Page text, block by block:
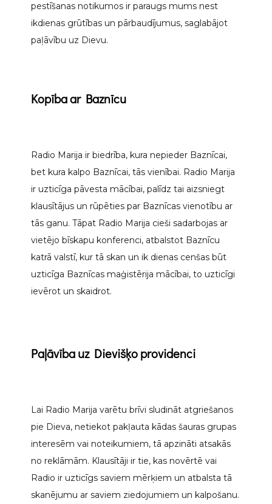
pestīšanas notikumos ir paraugs mums nest
ikdienas grūtības un pārbaudījumus, saglabājot
paļāvību uz Dievu.
Kopība ar Baznīcu
Radio Marija ir biedrība, kura nepieder Baznīcai,
bet kura kalpo Baznīcai, tās vienībai. Radio Marija
ir uzticīga pāvesta mācībai, palīdz tai aizsniegt
klausītājus un rūpēties par Baznīcas vienotību ar
tās ganu. Tāpat Radio Marija cieši sadarbojas ar
vietējo bīskapu konferenci, atbalstot Baznīcu
katrā valstī, kur tā skan un ik dienas cenšas būt
uzticīga Baznīcas maģistērija mācībai, to uzticīgi
ievērot un skaidrot.
Paļāvība uz Dievišķo providenci
Lai Radio Marija varētu brīvi sludināt atgriešanos
pie Dieva, netiekot pakļauta kādas šauras grupas
interesēm vai noteikumiem, tā apzināti atsakās
no reklāmām. Klausītāji ir tie, kas novērtē vai
Radio ir uzticīgs saviem mērķiem un atbalsta tā
skanējumu ar saviem ziedojumiem un kalpošanu.